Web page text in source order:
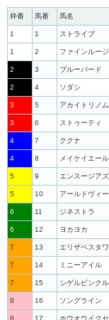
枠番 馬番 馬名
1 1 ストライプ
1 2 ファインルージ
2 3 ブルーバード
2 4 ソダシ
3 5 アカイトリノ
3 6 ストゥーティ
4 7 ククナ
4 8 メイケイエール
5 9 エンスージア
5 10 アールドヴィ
6 11 ジネストラ
6 12 ヨカヨカ
7 13 エリザベスタ
7 14 ミニーアイル
7 15 シゲルピンク
8 16 ソングライン
8 17 ホウオウイク